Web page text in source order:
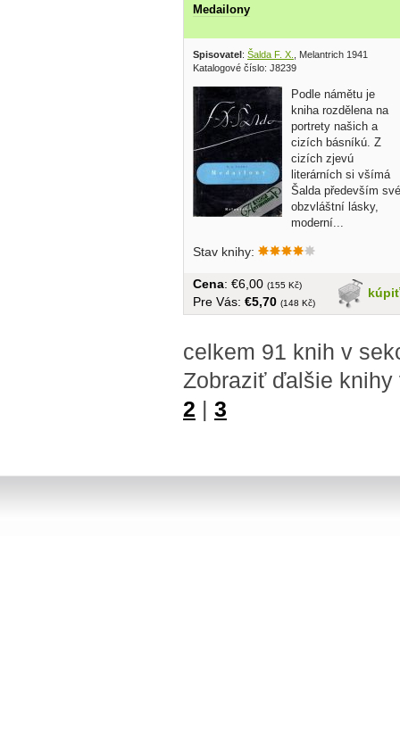
Medailony
Spisovatel : Šalda F. X.
, Melantrich 1941
Katalogové číslo: J8239
Podle námětu je
kniha rozdělena na
portrety našich a
cizích básníkú. Z
cizích zjevú
literárních si všímá
Šalda především své
obzvláštní lásky,
moderní...
Stav knihy:
kúpiť
Cena: €6,00 (155 Kč)
Pre Vás: €5,70 (148 Kč)
celkem 91 knih v
Zobraziť ďalšie
2 | 3